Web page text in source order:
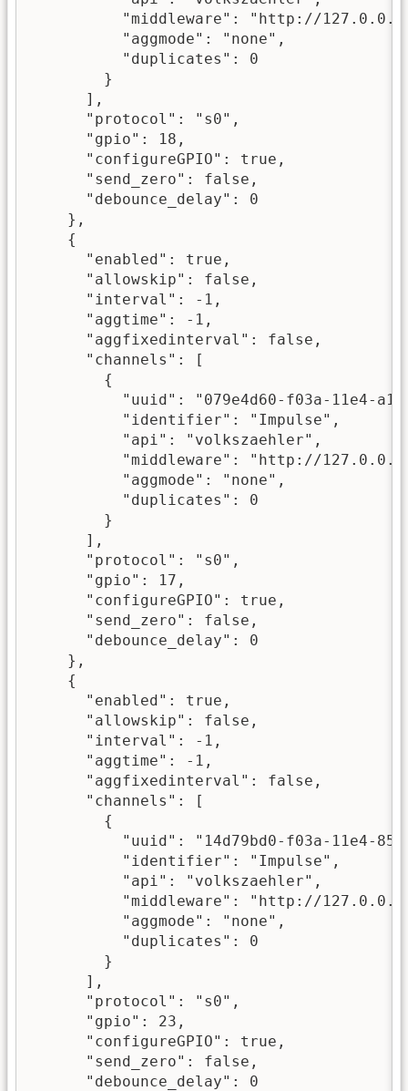
"middleware": "http://
          "aggmode": "none",
          "duplicates": 0
        }
      ],
      "protocol": "s0",
      "gpio": 18,
      "configureGPIO": true,
      "send_zero": false,
      "debounce_delay": 0
    },
    {
      "enabled": true,
      "allowskip": false,
      "interval": -1,
      "aggtime": -1,
      "aggfixedinterval": false,
      "channels": [
        {
"uuid": "079e4d60-f03a-11e4-
          "identifier": "Impulse",
          "api": "volkszaehler",
"middleware": "http://
          "aggmode": "none",
          "duplicates": 0
        }
      ],
      "protocol": "s0",
      "gpio": 17,
      "configureGPIO": true,
      "send_zero": false,
      "debounce_delay": 0
    },
    {
      "enabled": true,
      "allowskip": false,
      "interval": -1,
      "aggtime": -1,
      "aggfixedinterval": false,
      "channels": [
        {
"uuid": "14d79bd0-f03a-11e4-
          "identifier": "Impulse",
          "api": "volkszaehler",
"middleware": "http://
          "aggmode": "none",
          "duplicates": 0
        }
      ],
      "protocol": "s0",
      "gpio": 23,
      "configureGPIO": true,
      "send_zero": false,
      "debounce_delay": 0